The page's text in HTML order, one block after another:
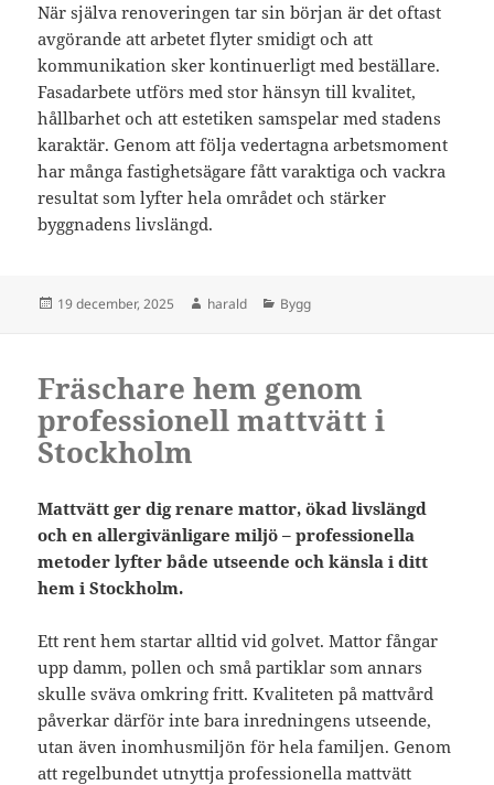
När själva renoveringen tar sin början är det oftast
avgörande att arbetet flyter smidigt och att
kommunikation sker kontinuerligt med beställare.
Fasadarbete utförs med stor hänsyn till kvalitet,
hållbarhet och att estetiken samspelar med stadens
karaktär. Genom att följa vedertagna arbetsmoment
har många fastighetsägare fått varaktiga och vackra
resultat som lyfter hela området och stärker
byggnadens livslängd.
Postat
19 december, 2025 Författare
harald Kategorier
Bygg
Fräschare hem genom
professionell mattvätt i
Stockholm
Mattvätt ger dig renare mattor, ökad livslängd
och en allergivänligare miljö – professionella
metoder lyfter både utseende och känsla i ditt
hem i Stockholm.
Ett rent hem startar alltid vid golvet. Mattor fångar
upp damm, pollen och små partiklar som annars
skulle sväva omkring fritt. Kvaliteten på mattvård
påverkar därför inte bara inredningens utseende,
utan även inomhusmiljön för hela familjen. Genom
att regelbundet utnyttja professionella mattvätt